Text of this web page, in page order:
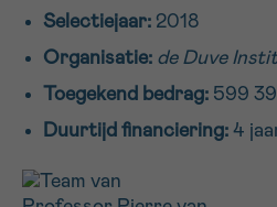
Selectiejaar: 2018
Organisatie: de Duve
Toegekend bedrag: 599
Duurtijd financiering: 4
VOORNAAM
Verder